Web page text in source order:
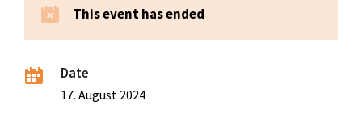
This event has ended
Date
17. August 2024